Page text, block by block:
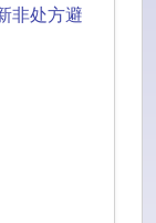
非处方避